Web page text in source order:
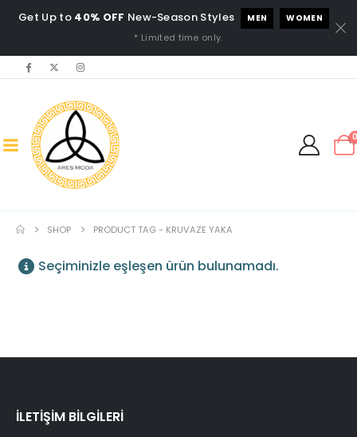
Get Up to 40% OFF New-Season Styles MEN WOMEN
* Limited time only.
SHOP PRODUCT TAG - KRUVAZE YAKA
Seçiminizle eşleşen ürün bulunamadı.
İLETİŞİM BİLGİLERİ